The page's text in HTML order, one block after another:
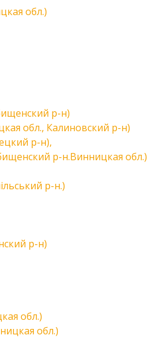
обл.)
р-н)
обл., Калиновский р-н)
р-н),
р-н.Винницкая обл.)
р-н.)
р-н)
обл.)
обл.)